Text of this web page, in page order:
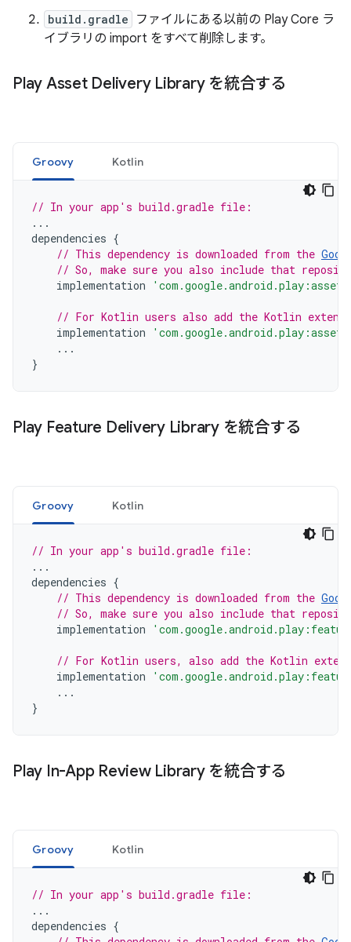
build.gradle
ファイルにある以前の Play Core ラ
イブラリの import をすべて削除します。
Play Asset Delivery Library を統合する
Groovy Kotlin
// In your app's build.gradle file:
...
dependencies {
// This dependency is downloaded from the
// So, make sure you also include that
implementation
// For Kotlin users also add the Kotlin
implementation
...
}
Play Feature Delivery Library を統合する
Groovy Kotlin
// In your app's build.gradle file:
...
dependencies {
// This dependency is downloaded from the
// So, make sure you also include that
implementation
// For Kotlin users, also add the Kotlin
implementation
...
}
Play In-App Review Library を統合する
Groovy Kotlin
// In your app's build.gradle file:
...
dependencies {